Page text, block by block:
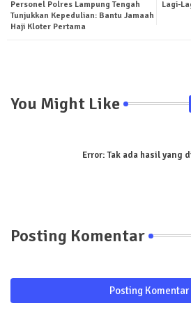
ter tsa
Lagi-
Personel Polres Lampung Tengah
Tunjukkan Kepedulian: Bantu Jamaah
Haji Kloter Pertama
You Might Like
Error:Tak ada hasil yang
Posting Komentar
Posting Komentar